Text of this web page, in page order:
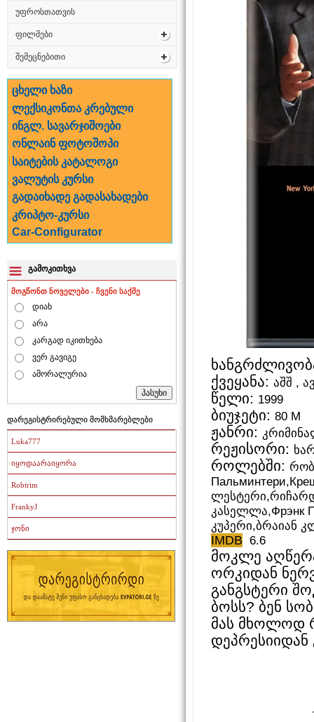
უფროსთათვის
ფილმები
შემეცნებითი
ცხელი ხაზი
ლექსიკონთა კრებული
ინგლ. სავარჯიშოები
ონლაინ ფოტოშოპი
საიტების კატალოგი
ვალუტის კურსი
გადაიხადე გადასახადები
კრიპტო-კურსი
Car-Configurator
გამოკითხვა
მოგწონთ ნოველები - ჩვენი საქმე
დიახ
არა
კარგად იკითხება
ვერ გავიგე
ამორალურია
დარეგისტრირებული მომხმარებლები
Luka777
იყოდაარაიყორა
Robtrim
FrankyJ
ჯონი
ქვეყანა: აშშ ,
წელი: 1999
ბიუჯეტი: 80 M
ჟანრი:
რეჟისორი:
როლებში:
კასელლა,Фрэнк
კუპერი,ბრაიან
IMDB 6.6
მოკლე
ორკიდან
განგსტერი
ბოსს? ბენ
მას მხოლოდ
დეპრესიიდან